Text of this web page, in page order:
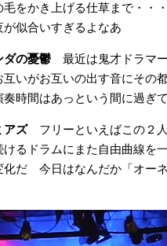
をかき上げる仕草まで・・
似合いすぎるよなあ
ダの憂鬱 最近は鬼才ドラマ
いがお互いの出す音にその
時間はあっという間に過ぎ
アズ フリーといえばこの２
るドラムにまた自由曲線を
化だ 今日はなんだか「オー